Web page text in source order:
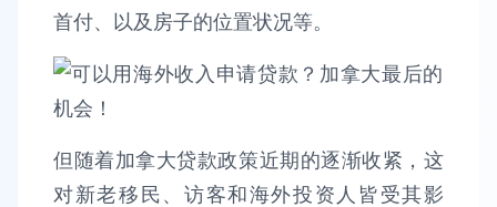
首付、以及房子的位置状况等。
但随着加拿大贷款政策近期的逐渐收紧，这
对新老移民、访客和海外投资人皆受其影